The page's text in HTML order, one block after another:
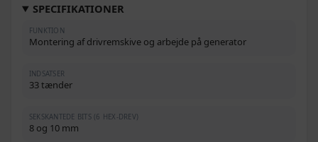
SPECIFIKATIONER
FUNKTION
Montering af drivremskive og arbejde på generator
INDSATSER
33 tænder
SEKSKANTEDE BITS (6 HEX-DREV)
8 og 10 mm